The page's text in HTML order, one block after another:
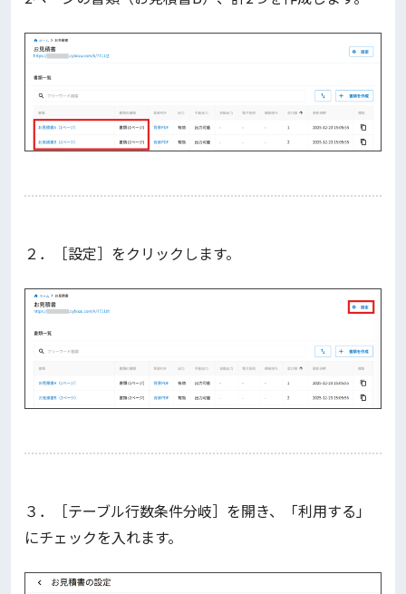
２．［設定］をクリックします。
３．［テーブル行数条件分岐］を開き、「利用する」
にチェックを入れます。